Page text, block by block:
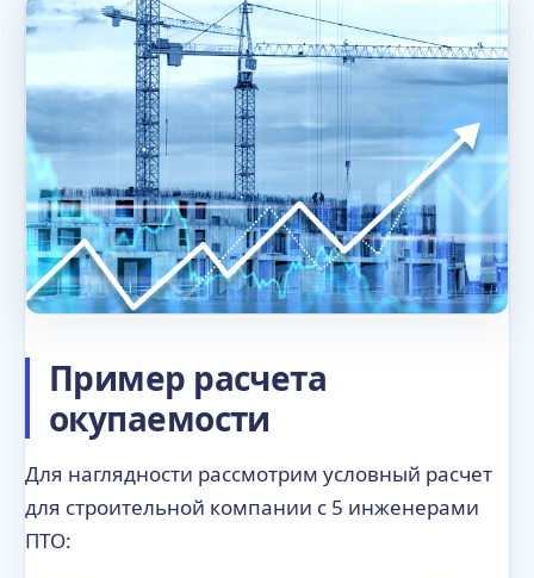
Пример расчета
окупаемости
Для наглядности рассмотрим условный расчет
для строительной компании с 5 инженерами
ПТО: